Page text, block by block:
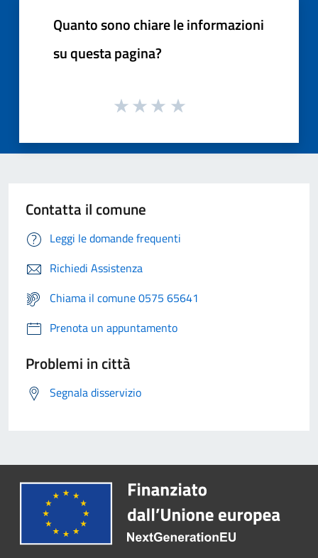
Quanto sono chiare le informazioni
su questa pagina?
Contatta il comune
Leggi le domande frequenti
Richiedi Assistenza
Chiama il comune 0575 65641
Prenota un appuntamento
Problemi in città
Segnala disservizio